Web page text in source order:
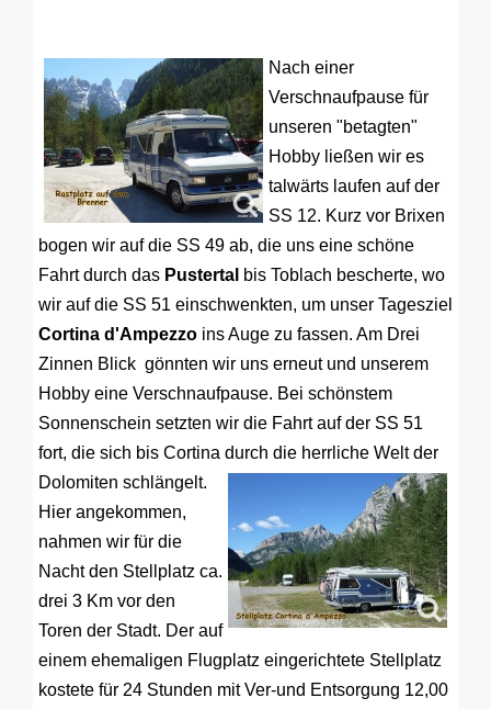
Nach einer
Verschnaufpause für
unseren "betagten"
Hobby ließen wir es
talwärts laufen auf der
SS 12. Kurz vor Brixen
bogen wir auf die SS 49 ab, die uns eine schöne
Fahrt durch das Pustertal bis Toblach bescherte, wo
wir auf die SS 51 einschwenkten, um unser Tagesziel
Cortina d'Ampezzo ins Auge zu fassen. Am Drei
Zinnen Blick gönnten wir uns erneut und unserem
Hobby eine Verschnaufpause. Bei schönstem
Sonnenschein setzten wir die Fahrt auf der SS 51
fort, die sich bis Cortina durch die herrliche Welt der
Dolomiten schlängelt.
Hier angekommen,
nahmen wir für die
Nacht den Stellplatz ca.
drei 3 Km vor den
Toren der Stadt. Der auf
einem ehemaligen Flugplatz eingerichtete Stellplatz
kostete für 24 Stunden mit Ver-und Entsorgung 12,00